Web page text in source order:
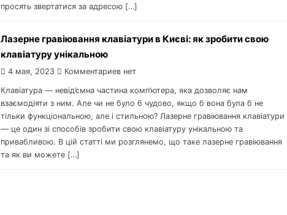
просять звертатися за адресою […]
Лазерне гравіювання клавіатури в Києві: як зробити свою
клавіатуру унікальною
4 мая, 2023 Комментариев нет
Клавіатура — невід’ємна частина комп’ютера, яка дозволяє нам
взаємодіяти з ним. Але чи не було б чудово, якщо б вона була б не
тільки функціональною, але і стильною? Лазерне гравіювання клавіатури
— це один зі способів зробити свою клавіатуру унікальною та
привабливою. В цій статті ми розглянемо, що таке лазерне гравіювання
та як ви можете […]